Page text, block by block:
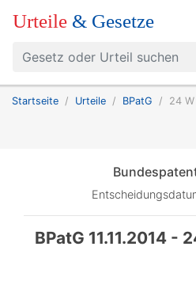
Urteile & Gesetze
Startseite Urteile BPatG 24
BPatG 11.11.2014 -